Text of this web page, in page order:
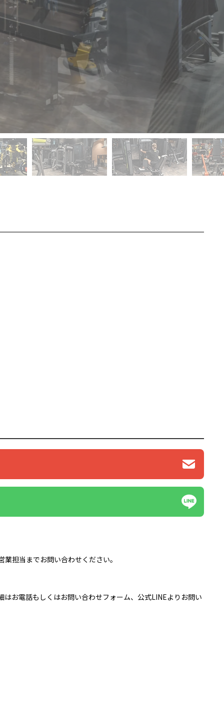
担当までお問い合わせください。
お電話もしくはお問い合わせフォーム、公式LINEよりお問い